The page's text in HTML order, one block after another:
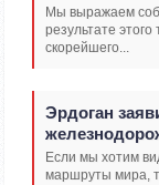
Мы выражаем
результате
скорейшего...
Эрдоган
Если мы хотим
маршруты мира,